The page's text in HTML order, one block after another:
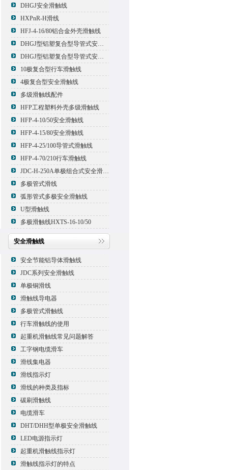
DHGJ安全滑触线
HXPnR-H滑线
HFJ-4-16/80铝合金外壳滑触线
DHGJ型铝塑复合型导管式安全滑触线
DHGJ型铝塑复合型导管式安全滑触线
10极复合型行车滑触线
4极复合型安全滑触线
多级滑触线配件
HFP工程塑料外壳多级滑触线
HFP-4-10/50安全滑触线
HFP-4-15/80安全滑触线
HFP-4-25/100导管式滑触线
HFP-4-70/210行车滑触线
JDC-H-250A单极组合式安全滑触线
多极管式滑线
弧形管式多极安全滑触线
U型滑触线
多极滑触线HXTS-16-10/50
安全滑触线
安全节能铝导体滑触线
JDC系列安全滑触线
单极铜滑线
滑触线导电器
多极管式滑触线
行车滑触线的使用
起重机滑触线常见问题解答
工字钢电缆滑车
滑线集电器
滑线指示灯
滑线的种类及指标
碳刷滑触线
电缆滑车
DHT/DHH型单极安全滑触线
LED电源指示灯
起重机滑触线指示灯
滑触线指示灯的特点